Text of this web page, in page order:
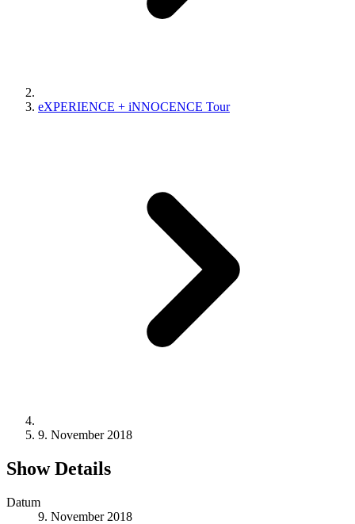
eXPERIENCE + iNNOCENCE Tour
9. November 2018
Show Details
Datum
9. November 2018